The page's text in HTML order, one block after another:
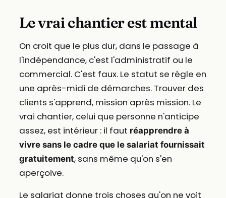
Le vrai chantier est mental
On croit que le plus dur, dans le passage à
l'indépendance, c'est l'administratif ou le
commercial. C'est faux. Le statut se règle en
une après-midi de démarches. Trouver des
clients s'apprend, mission après mission. Le
vrai chantier, celui que personne n'anticipe
assez, est intérieur : il faut réapprendre à
vivre sans le cadre que le salariat fournissait
gratuitement, sans même qu'on s'en
aperçoive.
Le salariat donne trois choses qu'on ne voit